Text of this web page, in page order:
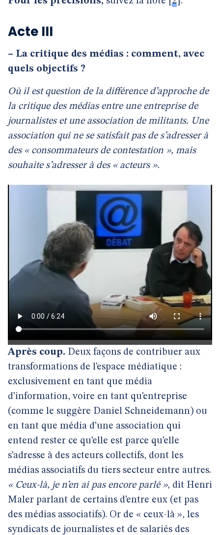
Acte III
– La critique des médias : comment, avec
quels objectifs ?
Où il est question de la différence d’approche de
la critique des médias entre une entreprise de
journalistes et une association de militants. Une
association qui ne se satisfait pas de s’adresser à
des « consommateurs de contestation », mais
souhaite s’adresser à des « acteurs ».
Après coup. Deux façons de contribuer aux
transformations de l’espace médiatique :
exclusivement en tant que média
d’information, voire en tant qu’entreprise
(comme le suggère Daniel Schneidemann) ou
en tant que média d’une association qui
entend rester ce qu’elle est parce qu’elle
s’adresse à des acteurs collectifs, dont les
médias associatifs du tiers secteur entre autres.
« Ceux-là, je n’en ai pas encore parlé », dit Henri
Maler parlant de certains d’entre eux (et pas
des médias associatifs). Or de « ceux-là », les
syndicats de journalistes et de salariés des